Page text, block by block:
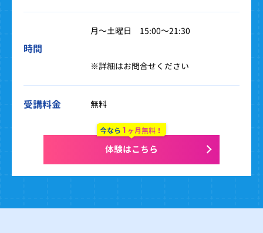
時間
月～土曜日 15:00～21:30
※詳細はお問合せください
受講料金 無料
今なら1 ヶ月無料！
体験はこちら